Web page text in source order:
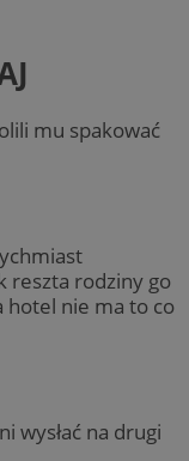
mu spakować
reszta rodziny go
hotel nie ma to co
wysłać na drugi